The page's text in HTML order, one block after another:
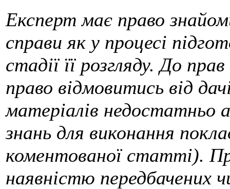
Експерт має право
справи як у процесі
стадії її розгляду. До
право відмовитись від
матеріалів недостатньо
знань для виконання
коментованої статті).
наявністю передбачених